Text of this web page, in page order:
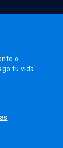
o
tu vida